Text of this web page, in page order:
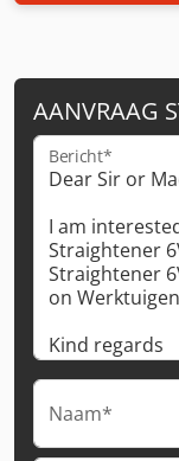
AANVRAAG
Bericht*
Naam*